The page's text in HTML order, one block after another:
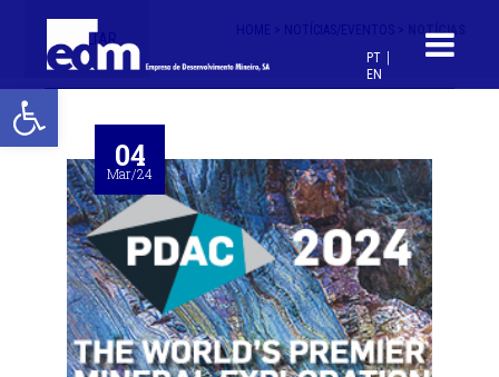
Open toolbar
PT
EN
< VOLTAR NOTÍCIAS
04
Mar/24